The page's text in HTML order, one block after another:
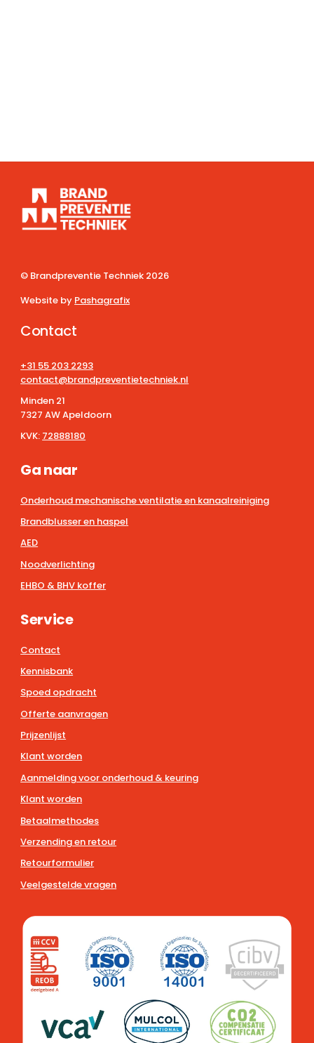
© Brandpreventie Techniek 2026
Website by Pashagrafix
Contact
+31 55 203 2293
contact@brandpreventietechniek.nl
Minden 21
7327 AW Apeldoorn
KVK: 72888180
Ga naar
Onderhoud mechanische ventilatie en kanaalreiniging
Brandblusser en haspel
AED
Noodverlichting
EHBO & BHV koffer
Service
Contact
Kennisbank
Spoed opdracht
Offerte aanvragen
Prijzenlijst
Klant worden
Aanmelding voor onderhoud & keuring
Klant worden
Betaalmethodes
Verzending en retour
Retourformulier
Veelgestelde vragen